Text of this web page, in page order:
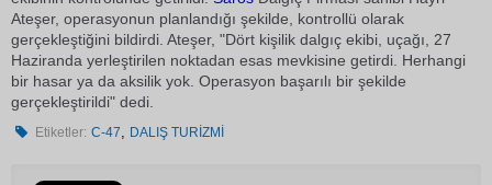
Ateşer, operasyonun planlandığı şekilde, kontrollü olarak
gerçekleştiğini bildirdi. Ateşer, "Dört kişilik dalgıç ekibi, uçağı, 27
Haziranda yerleştirilen noktadan esas mevkisine getirdi. Herhangi
bir hasar ya da aksilik yok. Operasyon başarılı bir şekilde
gerçekleştirildi" dedi.
Etiketler: C-47, DALIŞ TURİZMİ